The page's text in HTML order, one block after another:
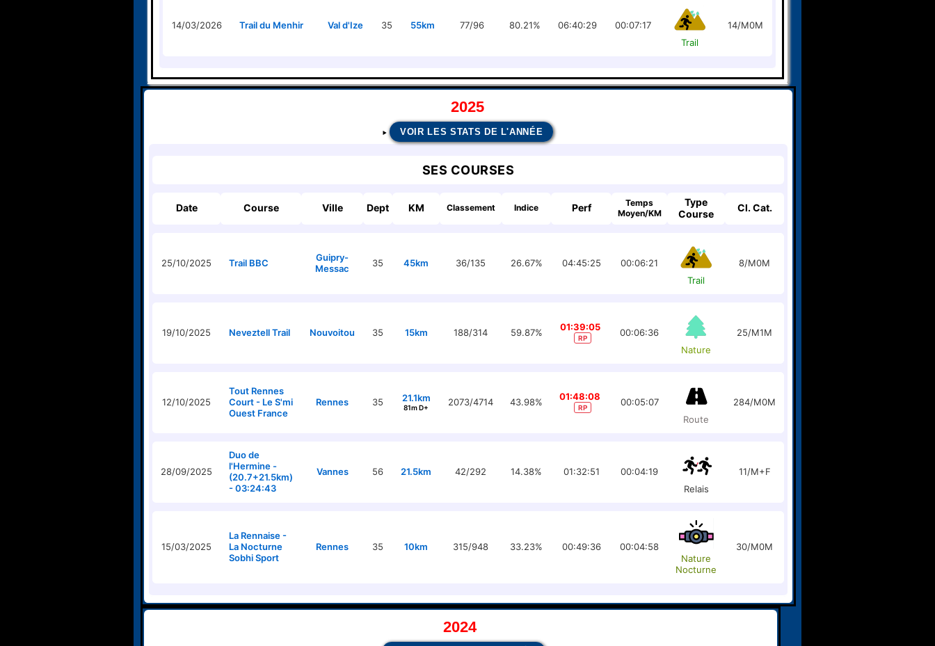
14/03/2026 Trail du Menhir Val d'Ize 35 55km 77/96 80.21% 06:40:29
00:07:17
Trail
14/M0M
2025
VOIR LES STATS DE L'ANNÉE
SES COURSES
Date Course Ville Dept KM Classement Indice Perf
Temps
Moyen/KM
Type
Course
Cl. Cat.
25/10/2025 Trail BBC
Guipry-
Messac
35 45km 36/135 26.67% 04:45:25
00:06:21
Trail
8/M0M
19/10/2025 Neveztell Trail Nouvoitou 35 15km 188/314 59.87% 01:39:05
RP
00:06:36
Nature
25/M1M
12/10/2025
Tout Rennes
Court - Le S'mi
Ouest France
Rennes 35 21.1km
81m D+ 2073/4714 43.98% 01:48:08
RP
00:05:07
Route
284/M0M
28/09/2025
Duo de
l'Hermine -
(20.7+21.5km)
- 03:24:43
Vannes 56 21.5km 42/292 14.38% 01:32:51
00:04:19
Relais
11/M+F
15/03/2025
La Rennaise -
La Nocturne
Sobhi Sport
Rennes 35 10km 315/948 33.23% 00:49:36
00:04:58
Nature
Nocturne
30/M0M
2024